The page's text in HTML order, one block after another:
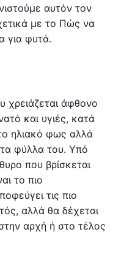
αυτόν τον
με το Πώς να
για φυτά.
χρειάζεται άφθονο
και υγιές, κατά
ηλιακό φως αλλά
φύλλα του. Υπό
που βρίσκεται
το πιο
τις πιο
αλλά θα δέχεται
αρχή ή στο τέλος